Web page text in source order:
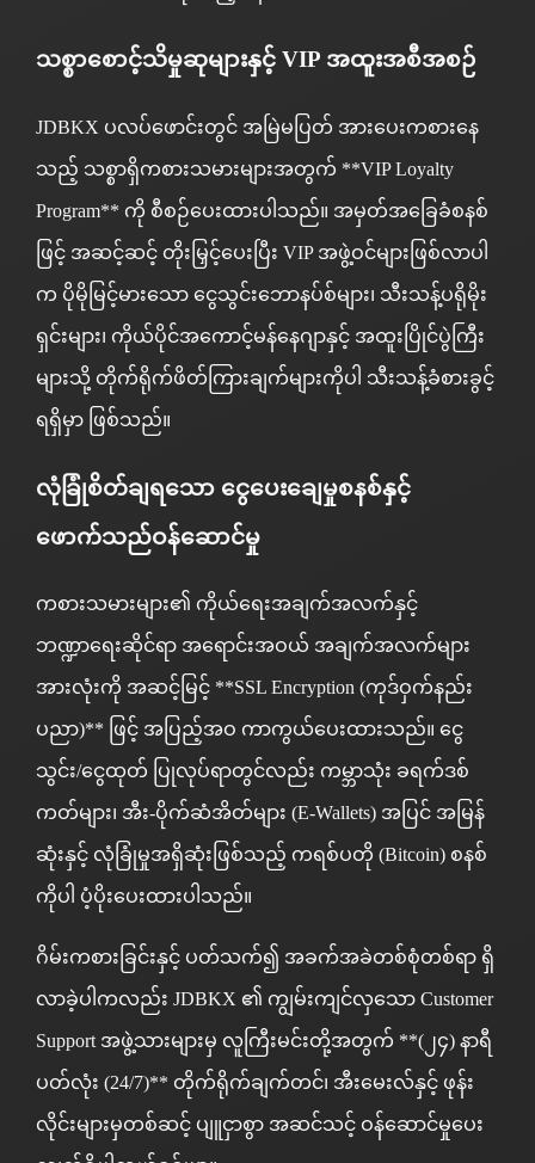
သစ္စာစောင့်သိမှုဆုများနှင့် VIP အထူးအစီအစဉ်
JDBKX ပလပ်ဖောင်းတွင် အမြဲမပြတ် အားပေးကစားနေ
သည့် သစ္စာရှိကစားသမားများအတွက် **VIP Loyalty
Program** ကို စီစဉ်ပေးထားပါသည်။ အမှတ်အခြေခံစနစ်
ဖြင့် အဆင့်ဆင့် တိုးမြှင့်ပေးပြီး VIP အဖွဲ့ဝင်များဖြစ်လာပါ
က ပိုမိုမြင့်မားသော ငွေသွင်းဘောနပ်စ်များ၊ သီးသန့်ပရိုမိုး
ရှင်းများ၊ ကိုယ်ပိုင်အကောင့်မန်နေဂျာနှင့် အထူးပြိုင်ပွဲကြီး
များသို့ တိုက်ရိုက်ဖိတ်ကြားချက်များကိုပါ သီးသန့်ခံစားခွင့်
ရရှိမှာ ဖြစ်သည်။
လုံခြုံစိတ်ချရသော ငွေပေးချေမှုစနစ်နှင့်
ဖောက်သည်ဝန်ဆောင်မှု
ကစားသမားများ၏ ကိုယ်ရေးအချက်အလက်နှင့်
ဘဏ္ဍာရေးဆိုင်ရာ အရောင်းအဝယ် အချက်အလက်များ
အားလုံးကို အဆင့်မြင့် **SSL Encryption (ကုဒ်ဝှက်နည်း
ပညာ)** ဖြင့် အပြည့်အဝ ကာကွယ်ပေးထားသည်။ ငွေ
သွင်း/ငွေထုတ် ပြုလုပ်ရာတွင်လည်း ကမ္ဘာသုံး ခရက်ဒစ်
ကတ်များ၊ အီး-ပိုက်ဆံအိတ်များ (E-Wallets) အပြင် အမြန်
ဆုံးနှင့် လုံခြုံမှုအရှိဆုံးဖြစ်သည့် ကရစ်ပတို (Bitcoin) စနစ်
ကိုပါ ပံ့ပိုးပေးထားပါသည်။
ဂိမ်းကစားခြင်းနှင့် ပတ်သက်၍ အခက်အခဲတစ်စုံတစ်ရာ ရှိ
လာခဲ့ပါကလည်း JDBKX ၏ ကျွမ်းကျင်လှသော Customer
Support အဖွဲ့သားများမှ လူကြီးမင်းတို့အတွက် **(၂၄) နာရီ
ပတ်လုံး (24/7)** တိုက်ရိုက်ချက်တင်၊ အီးမေးလ်နှင့် ဖုန်း
လိုင်းများမှတစ်ဆင့် ပျူငှာစွာ အဆင်သင့် ဝန်ဆောင်မှုပေး